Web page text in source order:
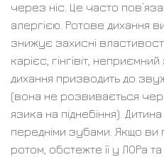
через ніс. Це часто
алергією. Ротове дихання
знижує захисні
карієс, гінгівіт,
дихання призводить до
(вона не розвивається
язика на піднебіння).
передніми зубами. Якщо ви
ротом, обстежте її у ЛОРа